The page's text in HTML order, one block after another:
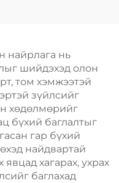
Пластик Пакинг
найрлага нь
шийдэхэд олон
том хэмжээтэй
зүйлсийг
хөдөлмөрийг
бүхий баглалтыг
гар бүхий
найдвартай
хагарах, ухрах
баглахад